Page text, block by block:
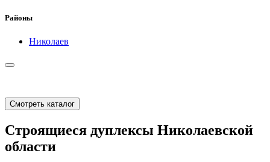
Районы
Николаев
Смотреть каталог
Строящиеся дуплексы Николаевской
области